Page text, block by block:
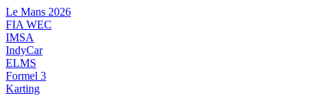
Videre
til
indhold
Le Mans 2026
FIA WEC
IMSA
IndyCar
ELMS
Formel 3
Karting